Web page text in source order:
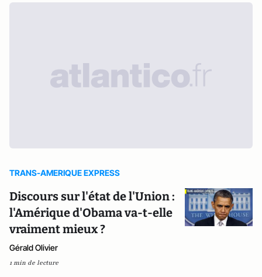
TRANS-AMERIQUE EXPRESS
Discours sur l'état de l'Union :
l'Amérique d'Obama va-t-elle
vraiment mieux ?
Gérald Olivier
1 min de lecture